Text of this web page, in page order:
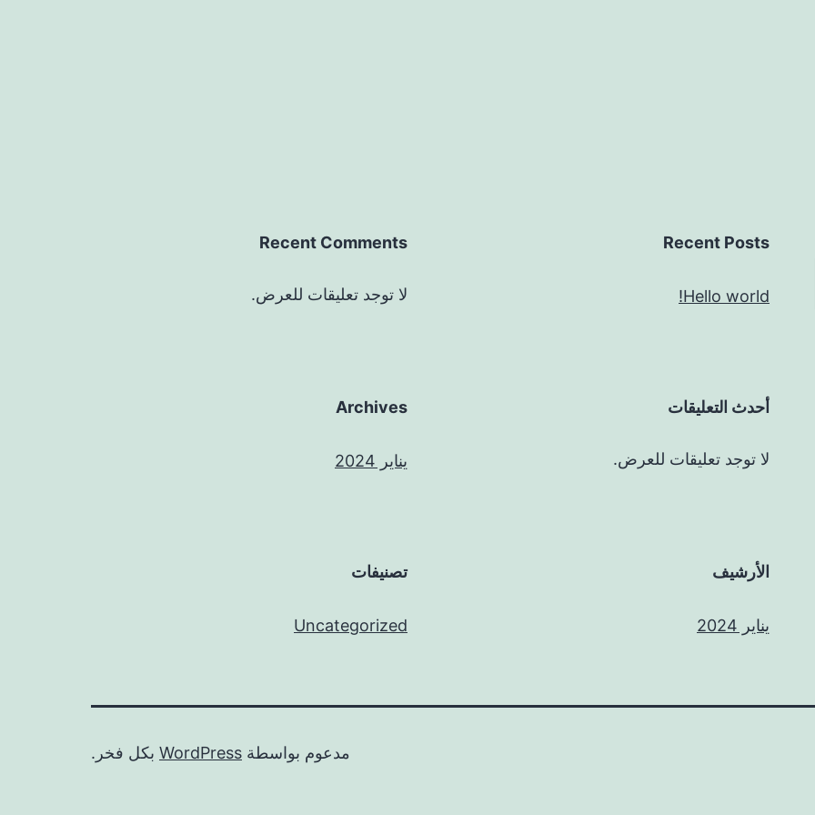
Recent Posts
Hello world!
Recent Comments
لا توجد تعليقات للعرض.
أحدث التعليقات
لا توجد تعليقات للعرض.
Archives
يناير 2024
الأرشيف
يناير 2024
تصنيفات
Uncategorized
مدعوم بواسطة WordPress بكل فخر.